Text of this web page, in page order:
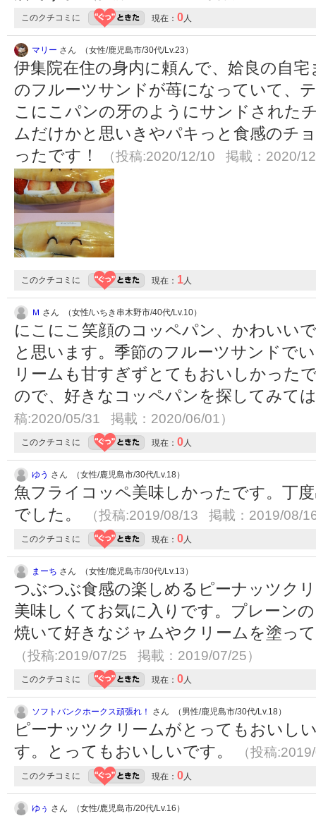
このクチコミに 現在： 0人
マリー さん （女性/鹿児島市/30代/Lv.23）
伊集院在住の身内に頼んで、姶良の自
のフルーツサンドが苺になっていて、
こにこパンの牙のようにサンドされた
ムだけかと思いきやパキっと食感のチ
ったです！
（投稿:2020/12/10 掲載：2020/
このクチコミに 現在： 1人
Ｍ さん （女性/いちき串木野市/40代/Lv.10）
にこにこ笑顔のコッペパン、かわいい
と思います。季節のフルーツサンドで
リームも甘すぎずとてもおいしかった
ので、好きなコッペパンを探してみて
稿:2020/05/31 掲載：2020/06/01）
このクチコミに 現在： 0人
ゆう さん （女性/鹿児島市/30代/Lv.18）
魚フライコッペ美味しかったです。丁
でした。
（投稿:2019/08/13 掲載：2019/08/
このクチコミに 現在： 0人
まーち さん （女性/鹿児島市/30代/Lv.13）
つぶつぶ食感の楽しめるピーナッツク
美味しくてお気に入りです。プレーン
焼いて好きなジャムやクリームを塗っ
（投稿:2019/07/25 掲載：2019/07/25）
このクチコミに 現在： 0人
ソフトバンクホークス頑張れ！ さん （男性/鹿児島市/30代/Lv.18）
ピーナッツクリームがとってもおいし
す。とってもおいしいです。
（投稿
このクチコミに 現在： 0人
ゆぅ さん （女性/鹿児島市/20代/Lv.16）